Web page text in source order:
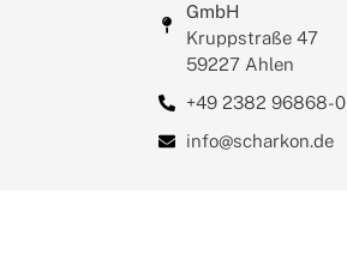
GmbH
Kruppstraße 47
59227 Ahlen
+49 2382 96868-0
info@scharkon.de